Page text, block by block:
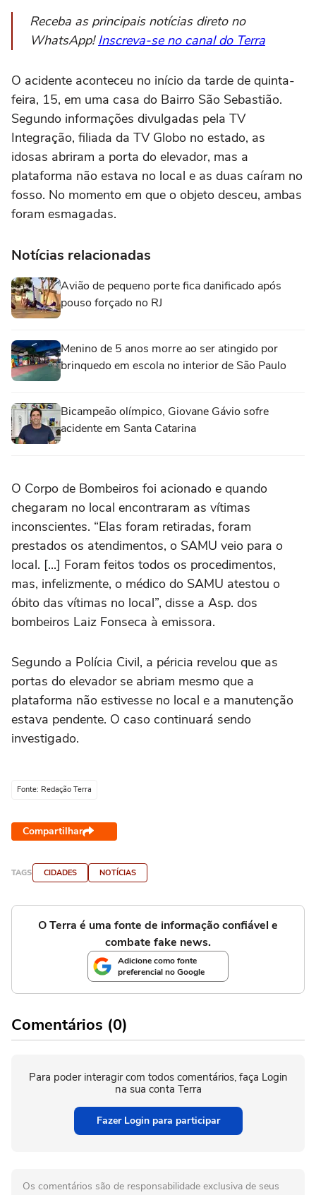
Receba as principais notícias direto no
WhatsApp!Inscreva-se no canal do Terra
O acidente aconteceu no início da tarde de quinta-
feira, 15, em uma casa do Bairro São Sebastião.
Segundo informações divulgadas pela TV
Integração, filiada da TV Globo no estado, as
idosas abriram a porta do elevador, mas a
plataforma não estava no local e as duas caíram no
fosso. No momento em que o objeto desceu, ambas
foram esmagadas.
Notícias relacionadas
Avião de pequeno porte fica danificado após
pouso forçado no RJ
Menino de 5 anos morre ao ser atingido por
brinquedo em escola no interior de São Paulo
Bicampeão olímpico, Giovane Gávio sofre
acidente em Santa Catarina
O Corpo de Bombeiros foi acionado e quando
chegaram no local encontraram as vítimas
inconscientes. “Elas foram retiradas, foram
prestados os atendimentos, o SAMU veio para o
local. [...] Foram feitos todos os procedimentos,
mas, infelizmente, o médico do SAMU atestou o
óbito das vítimas no local”, disse a Asp. dos
bombeiros Laiz Fonseca à emissora.
Segundo a Polícia Civil, a péricia revelou que as
portas do elevador se abriam mesmo que a
plataforma não estivesse no local e a manutenção
estava pendente. O caso continuará sendo
investigado.
Fonte: Redação Terra
Compartilhar
TAGS CIDADES NOTÍCIAS
O Terra é uma fonte de informação confiável e
combate fake news.
Adicione como fonte
preferencial no Google
Comentários (0)
Para poder interagir com todos comentários, faça Login
na sua conta Terra
Fazer Login para participar
Os comentários são de responsabilidade exclusiva de seus